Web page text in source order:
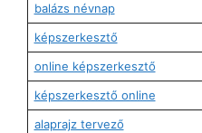
balázs névnap
képszerkesztő
online képszerkesztő
képszerkesztő online
alaprajz tervező